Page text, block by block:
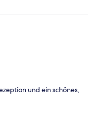
und ein schönes,